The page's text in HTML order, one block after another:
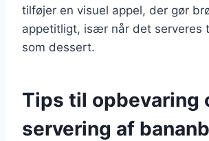
tilføjer en visuel appel, der gør
appetitligt, især når det serveres
som dessert.
Tips til opbevaring
servering af